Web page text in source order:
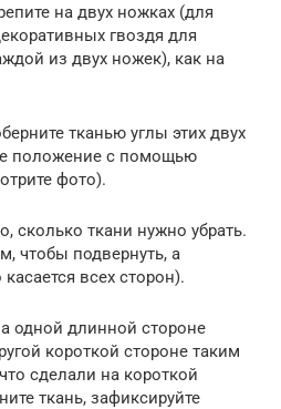
на двух ножках (для
гвоздя для
из двух ножек), как на
тканью углы этих двух
положение с помощью
фото).
сколько ткани нужно убрать.
чтобы подвернуть, а
всех сторон).
одной длинной стороне
короткой стороне таким
сделали на короткой
ткань, зафиксируйте